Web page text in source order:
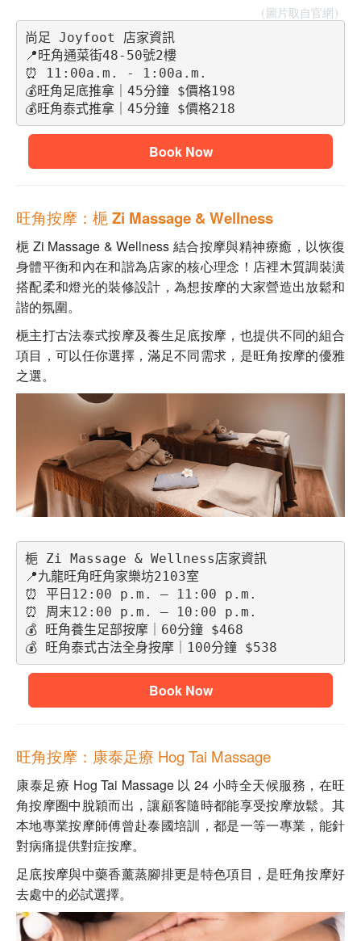
（圖片取自官網）
尚足 Joyfoot 店家資訊
📍旺角通菜街48-50號2樓
⏰ 11:00a.m. - 1:00a.m.
💰旺角足底推拿｜45分鐘 $價格198
💰旺角泰式推拿｜45分鐘 $價格218
Book Now
旺角按摩：梔 Zi Massage & Wellness
梔 Zi Massage & Wellness 結合按摩與精神療癒，以恢復
身體平衡和內在和諧為店家的核心理念！店裡木質調裝潢
搭配柔和燈光的裝修設計，為想按摩的大家營造出放鬆和
諧的氛圍。
梔主打古法泰式按摩及養生足底按摩，也提供不同的組合
項目，可以任你選擇，滿足不同需求，是旺角按摩的優雅
之選。
梔 Zi Massage & Wellness店家資訊
📍九龍旺角旺角家樂坊2103室
⏰ 平日12:00 p.m. – 11:00 p.m.
⏰ 周末12:00 p.m. – 10:00 p.m.
💰 旺角養生足部按摩｜60分鐘 $468
💰 旺角泰式古法全身按摩｜100分鐘 $538
Book Now
旺角按摩：康泰足療 Hog Tai Massage
康泰足療 Hog Tai Massage 以 24 小時全天候服務，在旺
角按摩圈中脫穎而出，讓顧客隨時都能享受按摩放鬆。其
本地專業按摩師傅曾赴泰國培訓，都是一等一專業，能針
對病痛提供對症按摩。
足底按摩與中藥香薰蒸腳排更是特色項目，是旺角按摩好
去處中的必試選擇。